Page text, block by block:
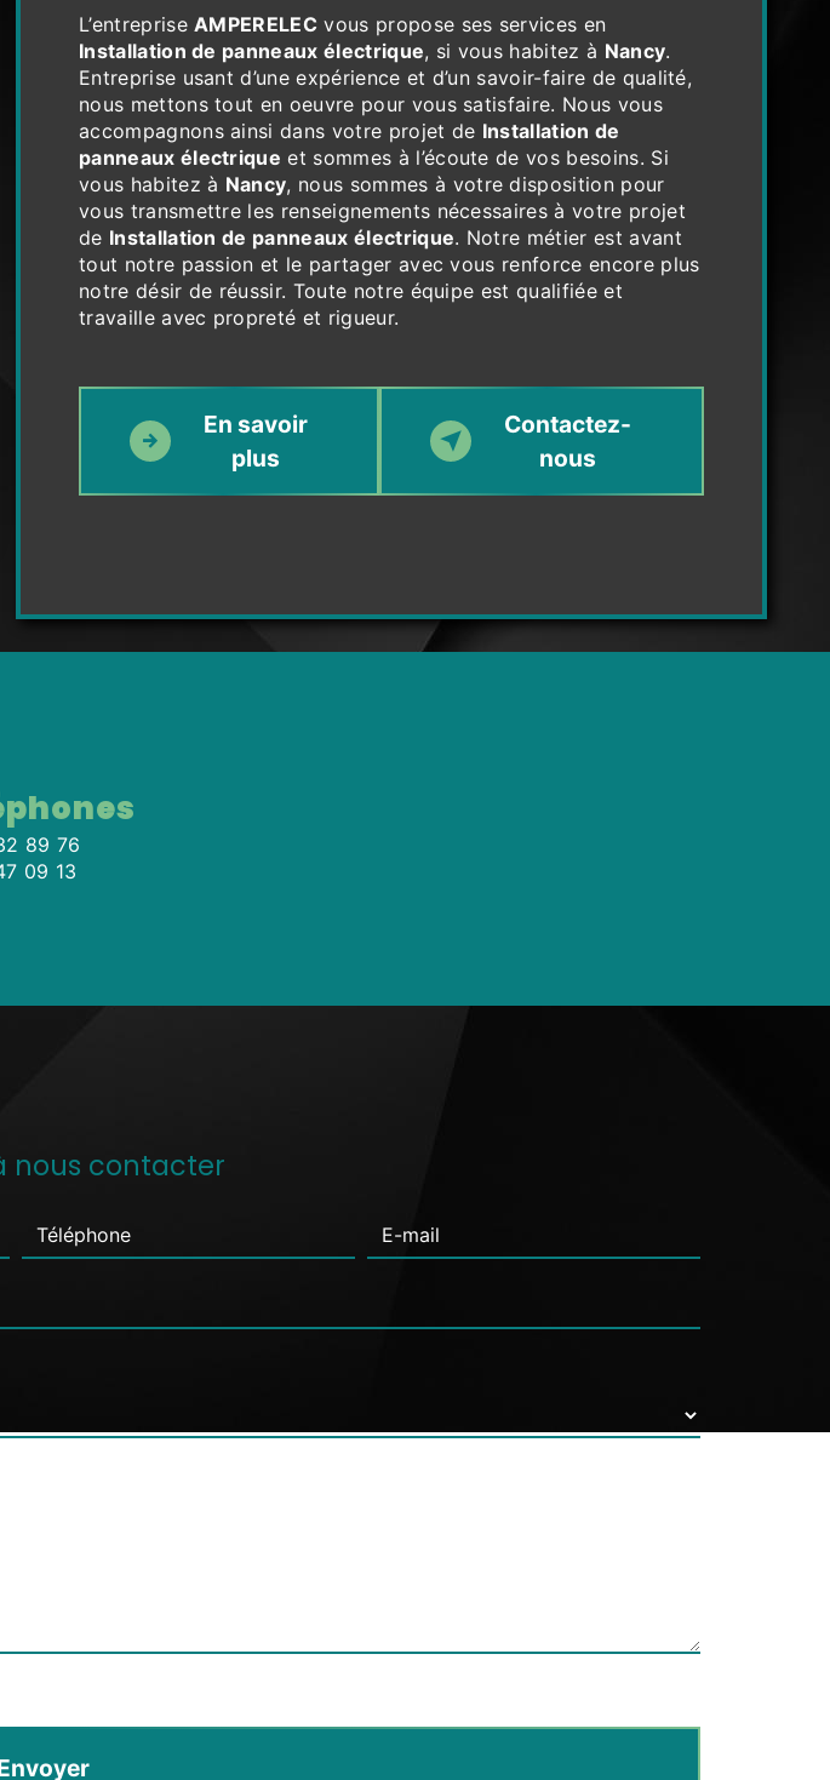
L’entrepriseAMPERELEC vous propose ses services en
Installation de panneaux électrique, si vous habitez à Nancy.
Entreprise usant d’une expérience et d’un savoir-faire de qualité,
nous mettons tout en oeuvre pour vous satisfaire. Nous vous
accompagnons ainsi dans votre projet de Installation de
panneaux électrique et sommes à l’écoute de vos besoins. Si
vous habitez à Nancy, nous sommes à votre disposition pour
vous transmettre les renseignements nécessaires à votre projet
de Installation de panneaux électrique. Notre métier est avant
tout notre passion et le partager avec vous renforce encore plus
notre désir de réussir. Toute notre équipe est qualifiée et
travaille avec propreté et rigueur.
En savoir
plus
Contactez-
nous
89 76
09 13
nous contacter